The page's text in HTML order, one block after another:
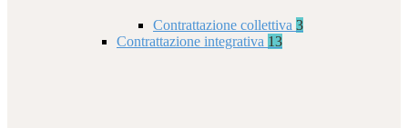
Contrattazione collettiva 3
Contrattazione integrativa 13